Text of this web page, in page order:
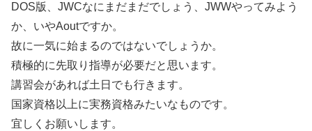
DOS版、JWCなにまだまだでしょう、JWWやってみよう
か、いやAoutですか。
故に一気に始まるのではないでしょうか。
積極的に先取り指導が必要だと思います。
講習会があれば土日でも行きます。
国家資格以上に実務資格みたいなものです。
宜しくお願いします。